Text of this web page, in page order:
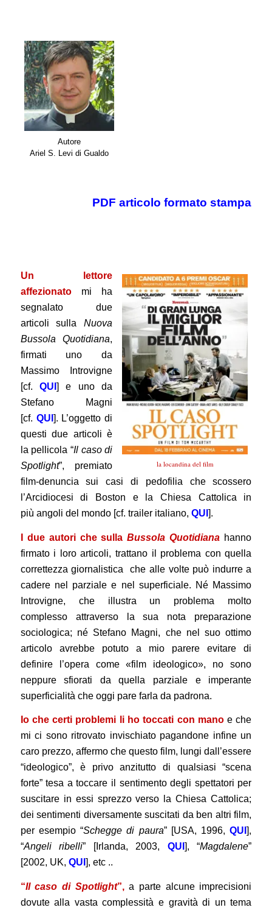
Autore
Ariel S. Levi di Gualdo
PDF articolo formato stampa
la locandina del film
Un lettore
affezionatomi ha
segnalato due
articoli sullaNuova
Bussola Quotidiana,
firmati uno da
Massimo Introvigne
[cf.QUI] e uno da
Stefano Magni
[cf. QUI ]. L’oggetto di
questi due articoli è
la pellicola “Il caso di
Spotlight”, premiato
film-denuncia sui casi di pedofilia che scossero
l’Arcidiocesi di Boston e la Chiesa Cattolica in
più angoli del mondo [cf. trailer italiano, QUI ].
I due autori che sullaBussola Quotidiana hanno
firmato i loro articoli, trattano il problema con quella
correttezza giornalistica che alle volte può indurre a
cadere nel parziale e nel superficiale. Né Massimo
Introvigne, che illustra un problema molto
complesso attraverso la sua nota preparazione
sociologica; né Stefano Magni, che nel suo ottimo
articolo avrebbe potuto a mio parere evitare di
definire l’opera come «film ideologico», no sono
neppure sfiorati da quella parziale e imperante
superficialità che oggi pare farla da padrona.
Io che certi problemi li ho toccati con manoe che
mi ci sono ritrovato invischiato pagandone infine un
caro prezzo, affermo che questo film, lungi dall’essere
“ideologico”, è privo anzitutto di qualsiasi “scena
forte” tesa a toccare il sentimento degli spettatori per
suscitare in essi sprezzo verso la Chiesa Cattolica;
dei sentimenti diversamente suscitati da ben altri film,
per esempio “Schegge di paura” [USA, 1996,QUI],
“Angeli ribelli” [Irlanda, 2003, QUI ], “Magdalene”
[2002, UK, QUI ], etc ..
“Il caso di Spotlight”,a parte alcune imprecisioni
dovute alla vasta complessità e gravità di un tema